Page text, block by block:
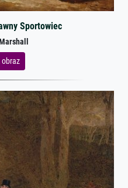
Sportowiec
obraz